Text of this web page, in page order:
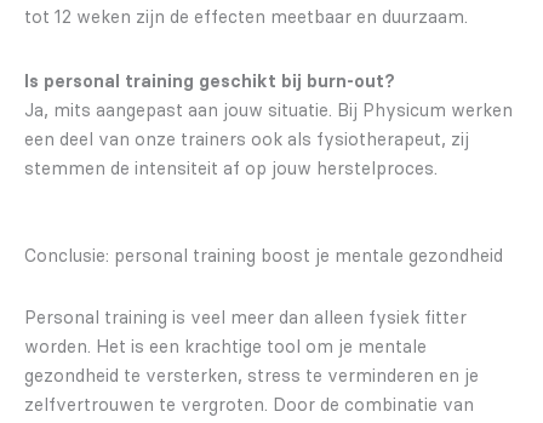
tot 12 weken zijn de effecten meetbaar en duurzaam.
Is personal training geschikt bij burn-out?
Ja, mits aangepast aan jouw situatie. Bij Physicum werken
een deel van onze trainers ook als fysiotherapeut, zij
stemmen de intensiteit af op jouw herstelproces.
Conclusie: personal training boost je mentale gezondheid
Personal training is veel meer dan alleen fysiek fitter
worden. Het is een krachtige tool om je mentale
gezondheid te versterken, stress te verminderen en je
zelfvertrouwen te vergroten. Door de combinatie van